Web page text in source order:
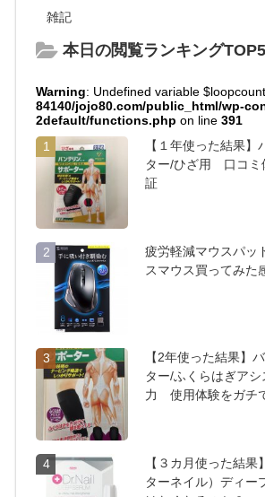
雑記
本日の閲覧ランキングTOP5
Warning: Undefined variable
84140/jojo80.com/public_html/wp-
2default/functions.php on line391
1
【１年使った結果】
ター/ひざ用 口コミ
証
2
疲労軽減マウスパッ
スマウス買ってみた
3
【2年使った結果】
ター/ふくらはぎア
力 使用体験をガチ
4
【３カ月使った結果
ターネイル）ディー